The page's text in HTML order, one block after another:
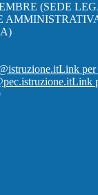
(SEDE
Link per
Link